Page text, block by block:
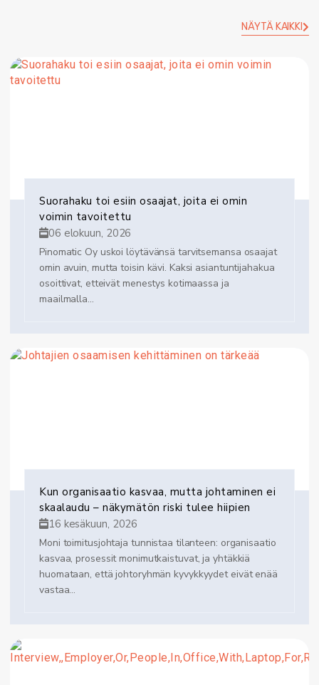
NÄYTÄ KAIKKI
Suorahaku toi esiin osaajat, joita ei omin
voimin tavoitettu
06 elokuun, 2026
Pinomatic Oy uskoi löytävänsä tarvitsemansa osaajat
omin avuin, mutta toisin kävi. Kaksi asiantuntijahakua
osoittivat, etteivät menestys kotimaassa ja
maailmalla...
Kun organisaatio kasvaa, mutta johtaminen ei
skaalaudu – näkymätön riski tulee hiipien
16 kesäkuun, 2026
Moni toimitusjohtaja tunnistaa tilanteen: organisaatio
kasvaa, prosessit monimutkaistuvat, ja yhtäkkiä
huomataan, että johtoryhmän kyvykkyydet eivät enää
vastaa...